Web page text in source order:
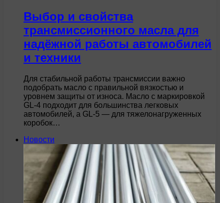
Выбор и свойства
трансмиссионного масла для
надёжной работы автомобилей
и техники
Для стабильной работы трансмиссии важно
подобрать масло с правильной вязкостью и
уровнем защиты от износа. Масло с маркировкой
GL-4 подходит для большинства легковых
автомобилей, а GL-5 — для тяжелонагруженных
коробок…
Новости